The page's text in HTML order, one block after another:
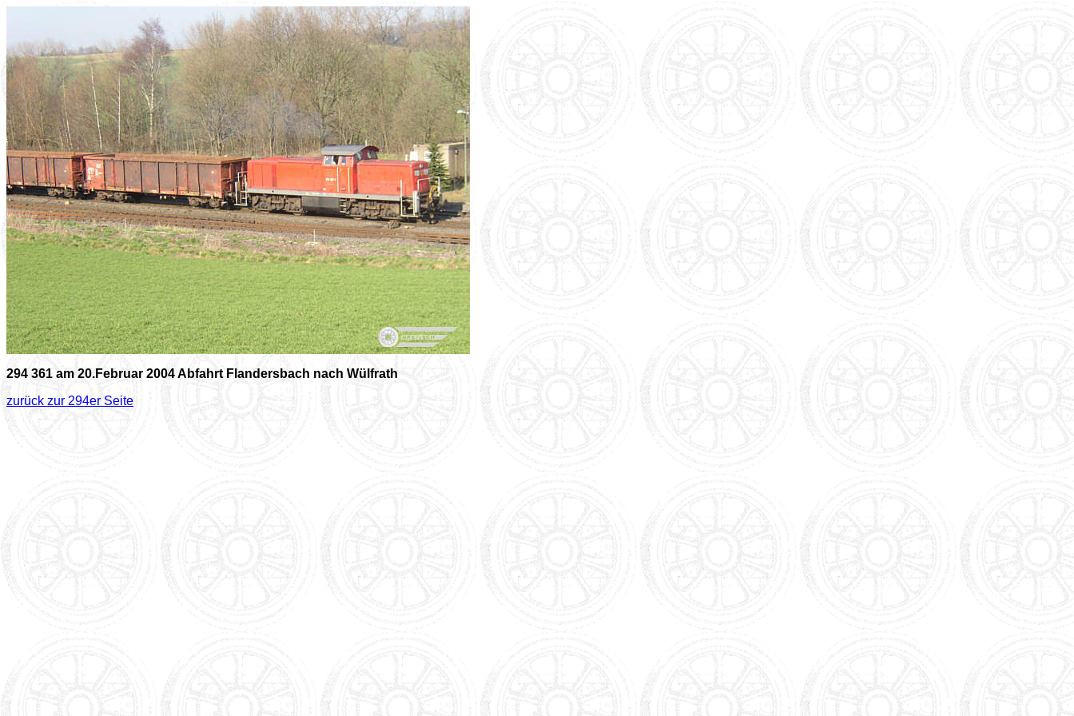
294 361 am 20.Februar 2004 Abfahrt Flandersbach nach Wülfrath
zurück zur 294er Seite